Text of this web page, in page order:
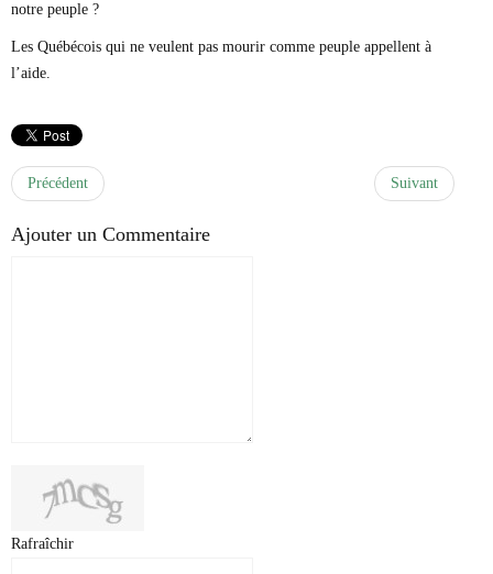
notre peuple ?
Les Québécois qui ne veulent pas mourir comme peuple appellent à
l’aide.
Précédent Suivant
Ajouter un Commentaire
Rafraîchir